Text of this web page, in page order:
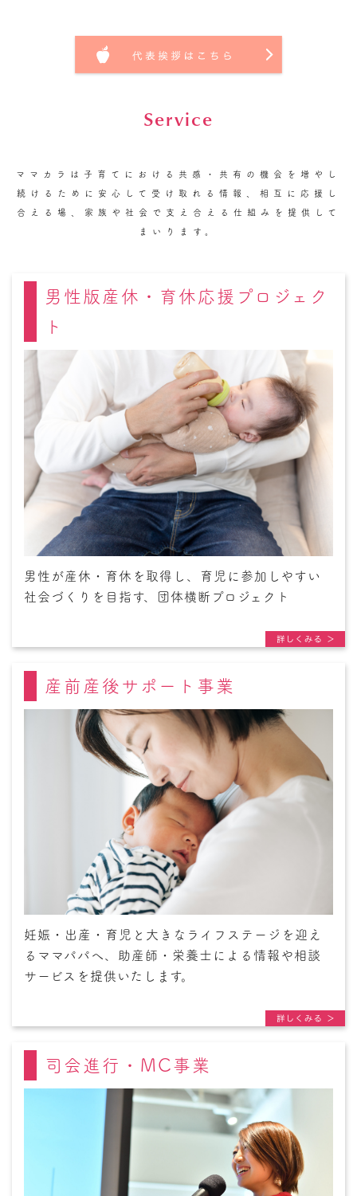
Service
ママカラは子育てにおける共感・共有の機会を増やし
続けるために 安心して受け取れる情報、相互に応援し
合える場、家族や社会で支え合える仕組み を提供して
まいります。
男性版産休・育休応援プロジェク
ト
男性が産休・育休を取得し、育児に参加しやすい
社会づくりを目指す、団体横断プロジェクト
産前産後サポート事業
妊娠・出産・育児と大きなライフステージを迎え
るママパパへ、助産師・栄養士による情報や相談
サービスを提供いたします。
司会進行・MC事業